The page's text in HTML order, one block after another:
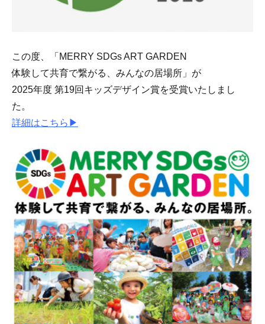
この度、「MERRY SDGs ART GARDEN
体験して共育で繋がる、みんなの居場所」が
2025年度 第19回キッズデザイン賞を受賞いたしまし
た。
詳細はこちら▶︎